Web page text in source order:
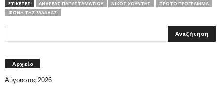
ΕΤΙΚΕΤΕΣ ΑΝΔΡΈΑΣ ΠΑΠΑΣΤΑΜΑΤΊΟΥ ΝΙΚΟΣ ΧΟΥΝΤΗΣ
ΠΡΩΤO ΠΡΟΓΡΑΜΜΑ
ΦΩΝΗ ΤΗΣ ΕΛΛΑΔΑΣ
Αρχείο
Αύγουστος 2026